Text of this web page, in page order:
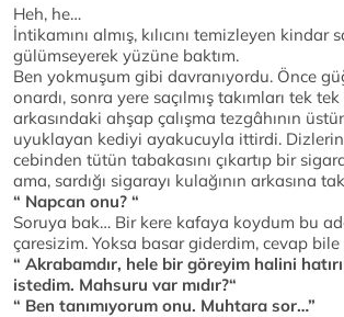
Heh, he…
İntikamını almış, kılıcını temizleyen kindar
gülümseyerek yüzüne baktım.
Ben yokmuşum gibi davranıyordu. Önce
onardı, sonra yere saçılmış takımları tek
arkasındaki ahşap çalışma tezgâhının
uyuklayan kediyi ayakucuyla ittirdi.
cebinden tütün tabakasını çıkartıp bir
ama, sardığı sigarayı kulağının arkasına
“ Napcan onu? “
Soruya bak… Bir kere kafaya koydum bu
çaresizim. Yoksa basar giderdim, cevap
“ Akrabamdır, hele bir göreyim halini
istedim. Mahsuru var mıdır?“
“ Ben tanımıyorum onu. Muhtara sor…”